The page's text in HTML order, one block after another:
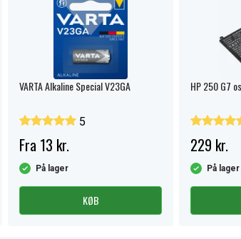
VARTA Alkaline Special V23GA
5
Fra 13 kr.
På lager
KØB
HP 250 G7
229 kr.
På lager